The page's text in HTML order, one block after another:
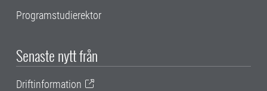
Programstudierektor
Senaste nytt från
Driftinformation